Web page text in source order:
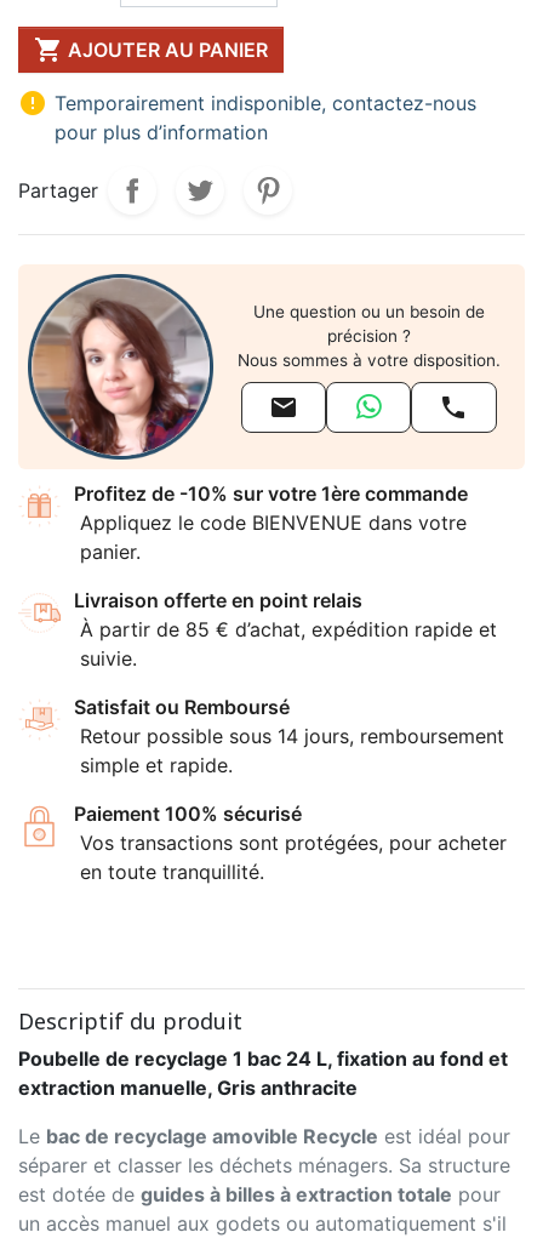
 AJOUTER AU PANIER
 Temporairement indisponible, contactez-nous
pour plus d’information
Partager
Une question ou un besoin de
précision ?
Nous sommes à votre disposition.
 
Profitez de -10% sur votre 1ère commande
Appliquez le code BIENVENUE dans votre
panier.
Livraison offerte en point relais
À partir de 85 € d’achat, expédition rapide et
suivie.
Satisfait ou Remboursé
Retour possible sous 14 jours, remboursement
simple et rapide.
Paiement 100% sécurisé
Vos transactions sont protégées, pour acheter
en toute tranquillité.
Descriptif du produit
Poubelle de recyclage 1 bac 24 L, fixation au fond et
extraction manuelle, Gris anthracite
Le bac de recyclage amovible Recycle est idéal pour
séparer et classer les déchets ménagers. Sa structure
est dotée de guides à billes à extraction totale pour
un accès manuel aux godets ou automatiquement s'il